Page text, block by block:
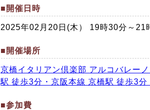
■開催日時
2025年02月20日(木） 19時30分～21
■開催場所
京橋イタリアン倶楽部 アルコバレー
駅 徒歩3分・京阪本線 京橋駅 徒歩3
■参加費